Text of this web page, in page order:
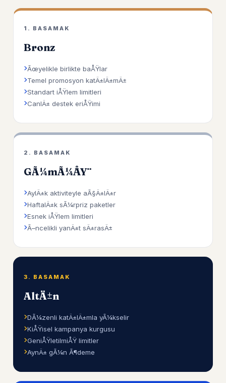
1. BASAMAK
Bronz
Ãœyelikle birlikte baÅŸlar
Temel promosyon katÄ±lÄ±mÄ±
Standart iÅŸlem limitleri
CanlÄ± destek eriÅŸimi
2. BASAMAK
GÃ¼mÃ¼ÅŸ
AylÄ±k aktiviteyle aÃ§Ä±lÄ±r
HaftalÄ±k sÃ¼rpriz paketler
Esnek iÅŸlem limitleri
Ã–ncelikli yanÄ±t sÄ±rasÄ±
3. BASAMAK
AltÄ±n
DÃ¼zenli katÄ±lÄ±mla yÃ¼kselir
KiÅŸisel kampanya kurgusu
GeniÅŸletilmiÅŸ limitler
AynÄ± gÃ¼n Ã¶deme